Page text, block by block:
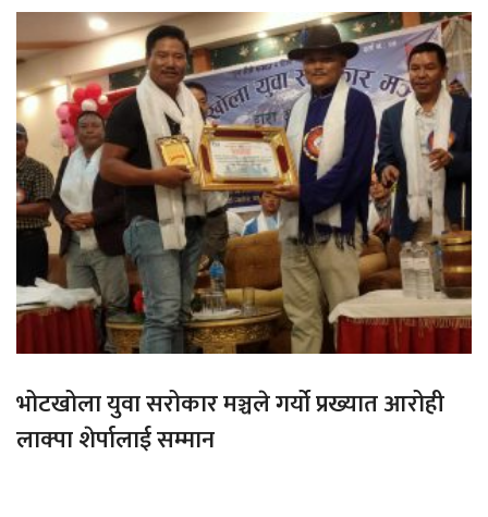
भोटखोला युवा सरोकार मञ्चले गर्यो प्रख्यात आरोही
लाक्पा शेर्पालाई सम्मान